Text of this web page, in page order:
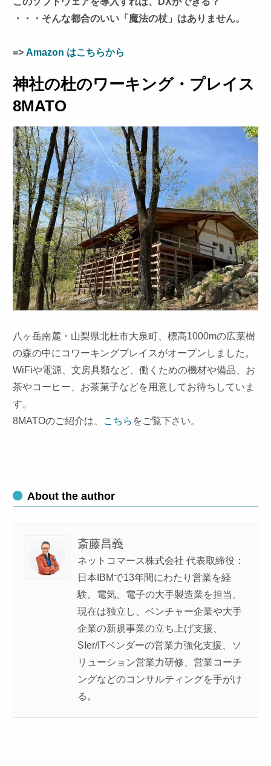
・・・そんな都合のいい「魔法の杖」はありません。
=>Amazon はこちらから
神社の杜のワーキング・プレイス
8MATO
八ヶ岳南麓・山梨県北杜市大泉町、標高1000mの広葉樹
の森の中にコワーキングプレイスがオープンしました。
WiFiや電源、文房具類など、働くための機材や備品、お
茶やコーヒー、お茶菓子などを用意してお待ちしていま
す。
8MATOのご紹介は、
こちら をご覧下さい。
About the author
斎藤昌義
ネットコマース株式会社 代表取締役：
日本IBMで13年間にわたり営業を経
験。電気、電子の大手製造業を担当。
現在は独立し、ベンチャー企業や大手
企業の新規事業の立ち上げ支援、
SIer/ITベンダーの営業力強化支援、ソ
リューション営業力研修、営業コーチ
ングなどのコンサルティングを手がけ
る。